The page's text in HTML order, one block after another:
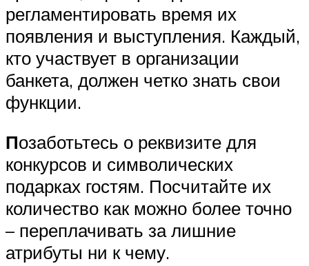
регламентировать время их
появления и выступления. Каждый,
кто участвует в организации
банкета, должен четко знать свои
функции.
Позаботьтесь о реквизите для
конкурсов и символических
подарках гостям. Посчитайте их
количество как можно более точно
– переплачивать за лишние
атрибуты ни к чему.